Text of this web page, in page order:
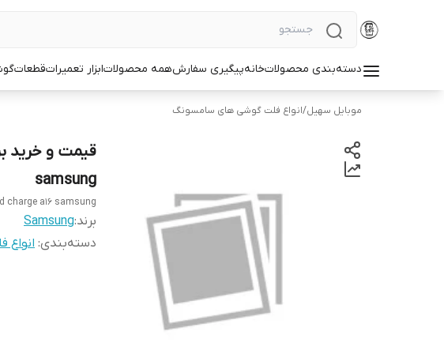
دسته‌بندی محصولاتخانهپیگیری سفارشهمه محصولاتابزار تعمیراتقطعات
موبایل سهیل/انواع فلت گوشی های سامسونگ
samsung
charge a16 samsung
برند:Samsung
دسته‌بندی: